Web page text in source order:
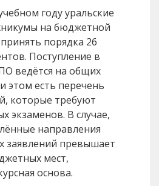
году уральские
на бюджетной
порядка 26
Поступление в
ведётся на общих
этом есть перечень
которые требуют
экзаменов. В случае,
направления
заявлений превышает
мест,
основа.